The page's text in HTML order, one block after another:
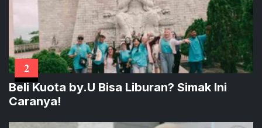
2
Beli Kuota by.U Bisa Liburan? Simak Ini
Caranya!